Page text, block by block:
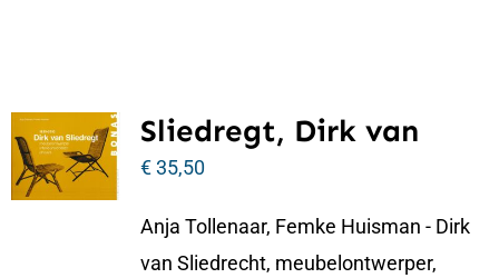
Sliedregt, Dirk van
€35,50
Anja Tollenaar, Femke Huisman - Dirk
van Sliedrecht, meubelontwerper,